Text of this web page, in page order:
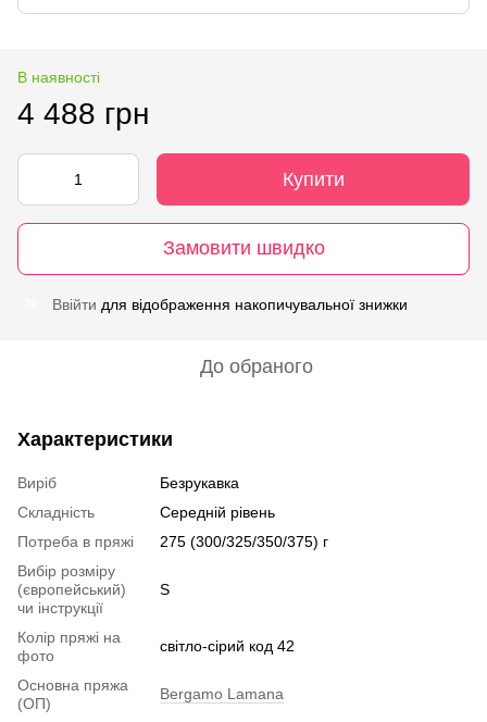
В наявності
4 488 грн
Купити
Замовити швидко
Ввійти для відображення накопичувальної знижки
До обраного
Характеристики
Виріб
Безрукавка
Складність
Середній рівень
Потреба в пряжі
275 (300/325/350/375) г
Вибір розміру
(європейський)
чи інструкції
S
Колір пряжі на
фото
світло-сірий код 42
Основна пряжа
(ОП)
Bergamo Lamana